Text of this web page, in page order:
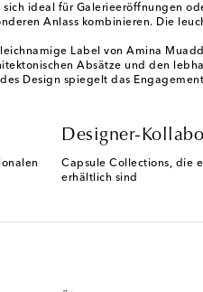
ideal für Galerieeröffnungen
Anlass kombinieren. Die
Label von Amina
Absätze und den
Design spiegelt das
Designer-
Capsule Collections, die
erhältlich sind